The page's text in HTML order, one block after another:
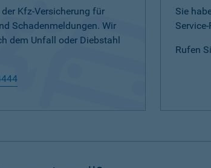
Kfz-Versicherung für
Schadenmeldungen. Wir
dem Unfall oder Diebstahl
Sie
Rufen